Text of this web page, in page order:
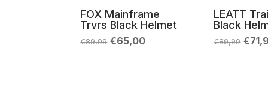
FOX Mainframe
Trvrs Black Helmet
€89,99 Il
prezzo
€65,00Il
LEATT
Black
€89,99 Il
€